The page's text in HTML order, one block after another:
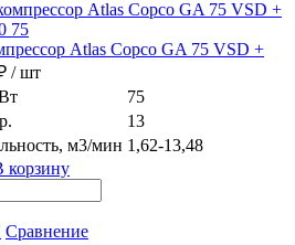
Atlas Copco GA 75 VSD +
/ шт
75
13
м3/мин 1,62-13,48
корзину
Сравнение